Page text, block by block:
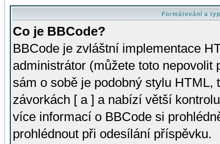
Formátování a
Co je BBCode?
BBCode je zvláštní implementace
administrátor (můžete toto
sám o sobě je podobný stylu HTML,
závorkách [ a ] a nabízí větší
více informací o BBCode si
prohlédnout při odesílání příspěvku.